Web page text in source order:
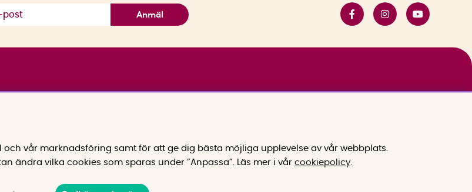
Anmäl
vår marknadsföring samt för att ge dig bästa möjliga upplevelse av vår webbplats.
ändra vilka cookies som sparas under ”Anpassa”.
Läs mer i vår cookiepolicy